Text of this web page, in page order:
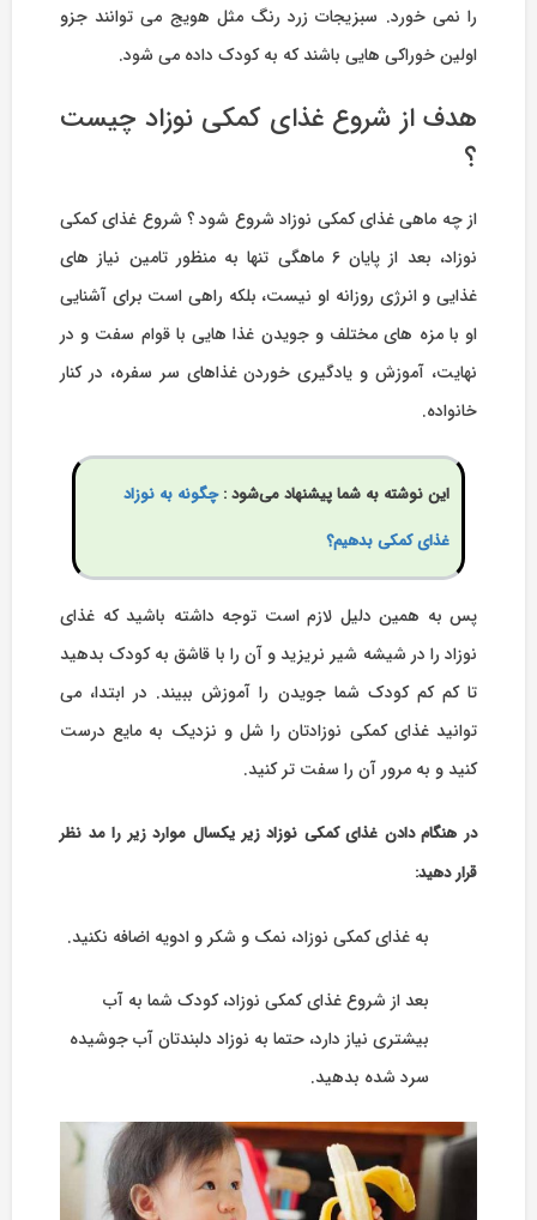
را نمی خورد. سبزیجات زرد رنگ مثل هویج می توانند جزو
اولین خوراکی هایی باشند که به کودک داده می شود.
هدف از شروع غذای کمکی نوزاد چیست
؟
از چه ماهی غذای کمکی نوزاد شروع شود ؟ شروع غذای کمکی
نوزاد، بعد از پایان 6 ماهگی تنها به منظور تامین نیاز های
غذایی و انرژی روزانه او نیست، بلکه راهی است برای آشنایی
او با مزه های مختلف و جویدن غذا هایی با قوام سفت و در
نهایت، آموزش و یادگیری خوردن غذاهای سر سفره، در کنار
خانواده.
این نوشته به شما پیشنهاد می‌شود :چگونه به نوزاد
غذای کمکی بدهیم؟
پس به همین دلیل لازم است توجه داشته باشید که غذای
نوزاد را در شیشه شیر نریزید و آن را با قاشق به کودک بدهید
تا کم کم کودک شما جویدن را آموزش ببیند. در ابتدا، می
توانید غذای کمکی نوزادتان را شل و نزدیک به مایع درست
کنید و به مرور آن را سفت تر کنید.
در هنگام دادن غذای کمکی نوزاد زیر یکسال موارد زیر را مد نظر
قرار دهید:
به غذای کمکی نوزاد، نمک و شکر و ادویه اضافه نکنید.
بعد از شروع غذای کمکی نوزاد، کودک شما به آب
بیشتری نیاز دارد، حتما به نوزاد دلبندتان آب جوشیده
سرد شده بدهید.